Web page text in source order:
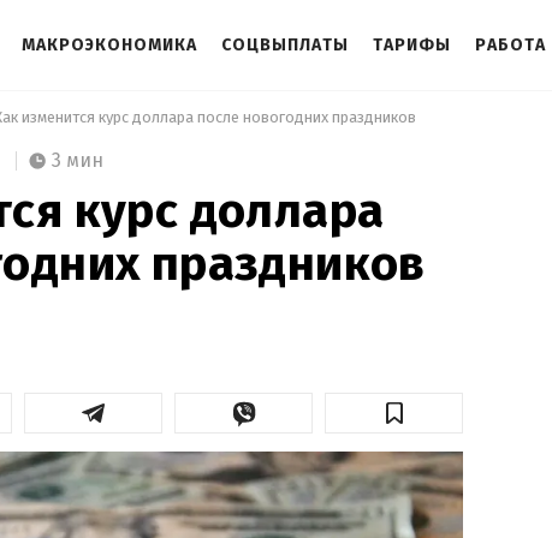
МАКРОЭКОНОМИКА СОЦВЫПЛАТЫ ТАРИФЫ РАБОТА
изменится курс доллара после новогодних праздников
3 мин
курс доллара
праздников